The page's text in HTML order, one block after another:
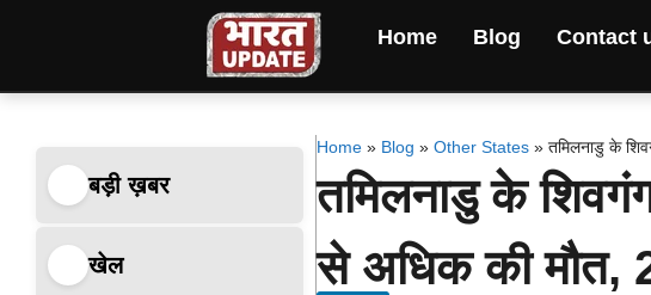
Home Blog Contact
बड़ी ख़बर
खेल
Home» Blog » Other States» तमिलनाडु के
तमिलनाडु के
से अधिक की मौत,